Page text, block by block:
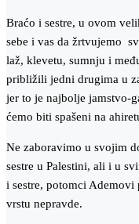
Braćo i sestre, u ovom
sebe i vas da žrtvujemo
laž, klevetu, sumnju i
približili jedni drugima u
jer to je najbolje jamstvo-
ćemo biti spašeni na
Ne zaboravimo u svojim
sestre u Palestini, ali i u
i sestre, potomci
vrstu nepravde.